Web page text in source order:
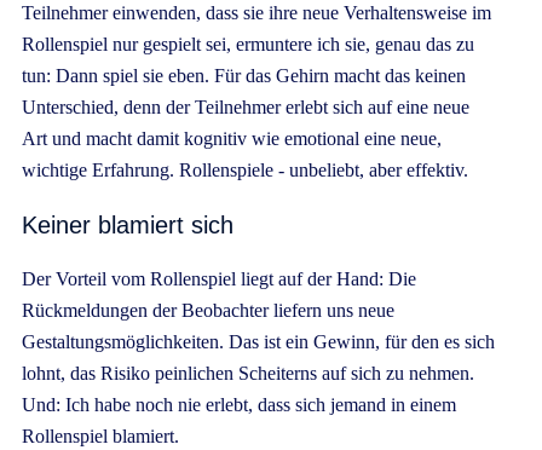
Teilnehmer einwenden, dass sie ihre neue Verhaltensweise im
Rollenspiel nur gespielt sei, ermuntere ich sie, genau das zu
tun: Dann spiel sie eben. Für das Gehirn macht das keinen
Unterschied, denn der Teilnehmer erlebt sich auf eine neue
Art und macht damit kognitiv wie emotional eine neue,
wichtige Erfahrung. Rollenspiele - unbeliebt, aber effektiv.
Keiner blamiert sich
Der Vorteil vom Rollenspiel liegt auf der Hand: Die
Rückmeldungen der Beobachter liefern uns neue
Gestaltungsmöglichkeiten. Das ist ein Gewinn, für den es sich
lohnt, das Risiko peinlichen Scheiterns auf sich zu nehmen.
Und: Ich habe noch nie erlebt, dass sich jemand in einem
Rollenspiel blamiert.